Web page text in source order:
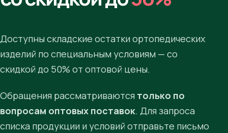
Доступны складские остатки ортопедических
изделий по специальным условиям — со
скидкой до 50% от оптовой цены.
Обращения рассматриваются только по
вопросам оптовых поставок. Для запроса
списка продукции и условий отправьте письмо